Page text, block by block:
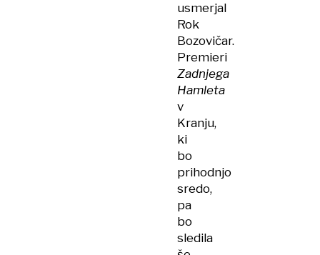
usmerjal
Rok
Bozovičar.
Premieri
Zadnjega
Hamleta
v
Kranju,
ki
bo
prihodnjo
sredo,
pa
bo
sledila